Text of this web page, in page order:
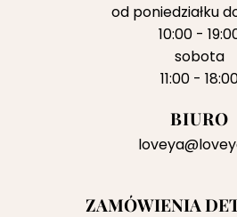
od poniedziałku
10:00 -
sobota
11:00 -
BIURO
ZAMÓWIENIA